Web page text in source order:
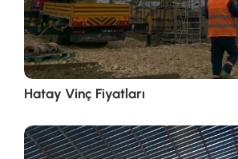
Hatay Vinç Fiyatları